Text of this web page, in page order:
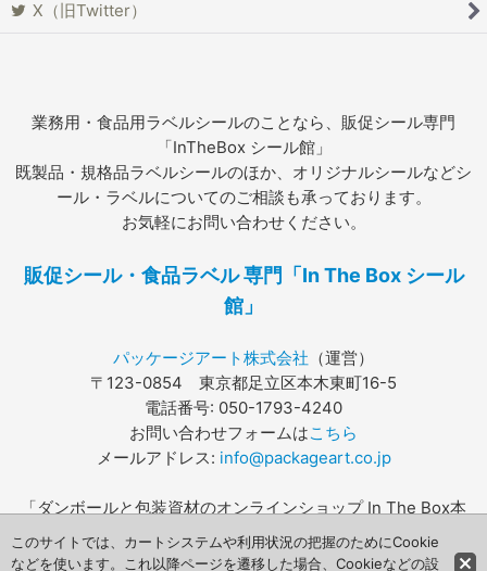
X（旧Twitter）
業務用・食品用ラベルシールのことなら、販促シール専門
「InTheBox シール館」
既製品・規格品ラベルシールのほか、オリジナルシールなどシ
ール・ラベルについてのご相談も承っております。
お気軽にお問い合わせください。
販促シール・食品ラベル 専門「In The Box シール
館」
パッケージアート株式会社 （運営）
〒123-0854 東京都足立区本木東町16-5
電話番号: 050-1793-4240
お問い合わせフォームはこちら
メールアドレス: info@packageart.co.jp
「ダンボールと包装資材のオンラインショップ In The Box本
店」はこちら
このサイトでは、カートシステムや利用状況の把握のためにCookie
などを使います。これ以降ページを遷移した場合、Cookieなどの設